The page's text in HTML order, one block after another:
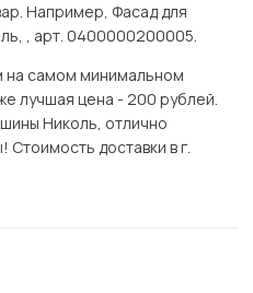
Например, Фасад для
, арт. 0400000200005.
на самом минимальном
лучшая цена - 200 рублей.
Николь, отлично
доставки в г.